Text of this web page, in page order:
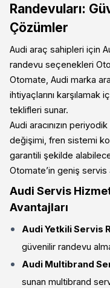
Randevuları:
Çözümler
Audi araç sahipleri için
randevu seçenekleri
Otomate, Audi marka
ihtiyaçlarını karşılamak
teklifleri sunar.
Audi aracınızın
değişimi, fren sistemi
garantili şekilde
Otomate’in geniş servis
Audi Servis
Avantajları
Audi Yetkili Servis
güvenilir randevu
Audi Multibrand
sunan multibrand